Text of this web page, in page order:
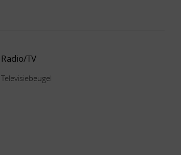
Radio/TV
Televisiebeugel